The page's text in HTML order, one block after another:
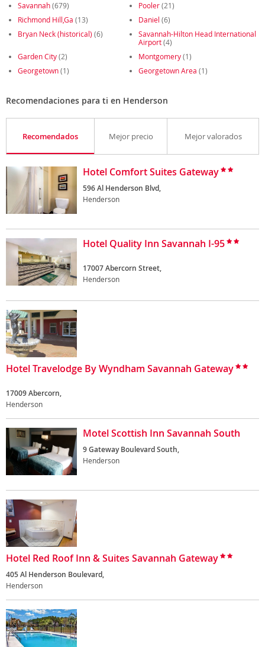
Savannah(679) Pooler(21)
Richmond Hill,Ga (13) Daniel (6)
Bryan Neck (historical) (6)
Savannah-Hilton Head International
Airport(4)
Garden City(2) Montgomery(1)
Georgetown(1) Georgetown Area (1)
Recomendaciones para ti en Henderson
Recomendados Mejor precio Mejor valorados
Hotel Comfort Suites Gateway
596 Al Henderson Blvd,
Henderson
Hotel Quality Inn Savannah I-95
17007 Abercorn Street,
Henderson
Hotel Travelodge By Wyndham Savannah Gateway
17009 Abercorn,
Henderson
Motel Scottish Inn Savannah South
9 Gateway Boulevard South,
Henderson
Hotel Red Roof Inn & Suites Savannah Gateway
405 Al Henderson Boulevard,
Henderson